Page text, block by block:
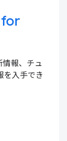
報、チュ
を入手でき